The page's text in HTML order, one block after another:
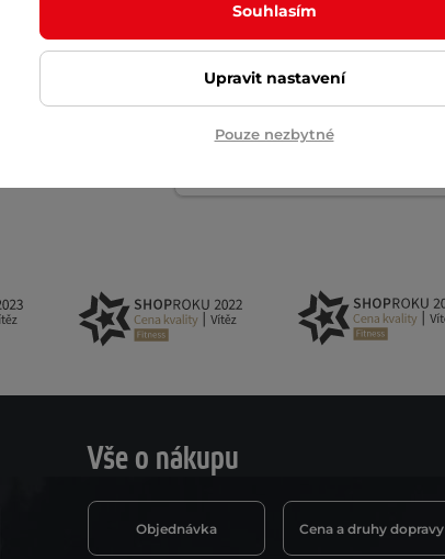
na email
Vše o nákupu
Objednávka Cena a druhy dopravy
Souhlasím
Upravit nastavení
Pouze nezbytné